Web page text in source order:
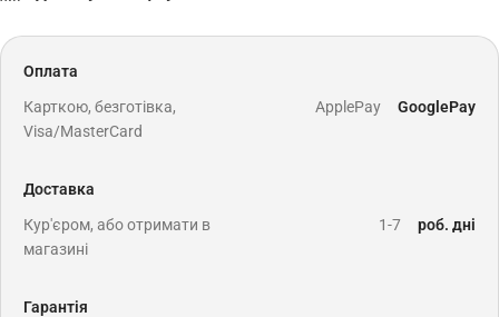
Оплата
Карткою, безготівка,
Visa/MasterCard
ApplePay GooglePay
Доставка
Кур'єром, або отримати в
магазині
1-7 роб. дні
Гарантія